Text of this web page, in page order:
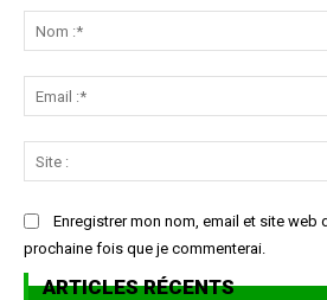
Enregistrer mon nom, email et site web
prochaine fois que je commenterai.
ARTICLES RÉCENTS